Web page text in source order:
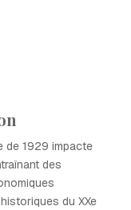
de 1929 impacte
des
du XXe